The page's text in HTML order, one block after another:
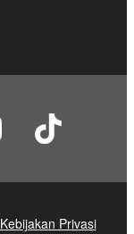
Kebijakan Privasi